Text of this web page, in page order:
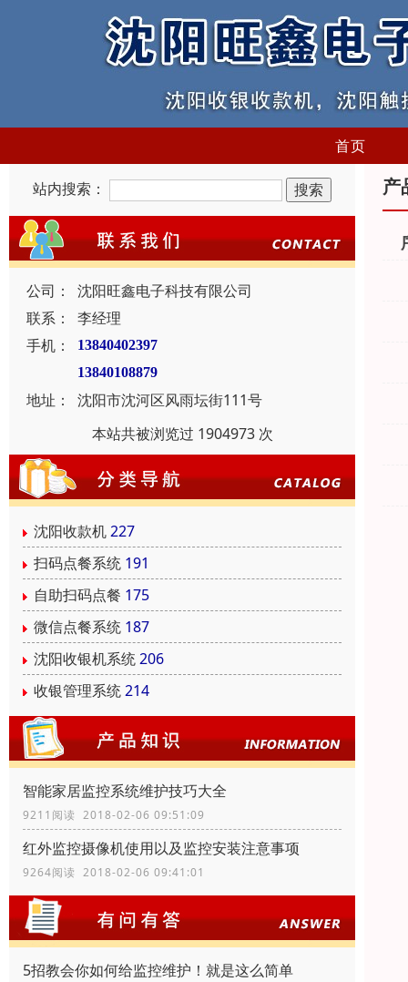
首页
站内搜索：
公司：
沈阳旺鑫电子科技有限公司
联系：
李经理
手机：
13840402397
13840108879
地址：
沈阳市沈河区风雨坛街111号
本站共被浏览过 1904973 次
沈阳收款机227
扫码点餐系统 191
自助扫码点餐 175
微信点餐系统 187
沈阳收银机系统206
收银管理系统214
智能家居监控系统维护技巧大全
9211阅读 2018-02-06 09:51:09
红外监控摄像机使用以及监控安装注意事项
9264阅读 2018-02-06 09:41:01
5招教会你如何给监控维护！就是这么简单
产